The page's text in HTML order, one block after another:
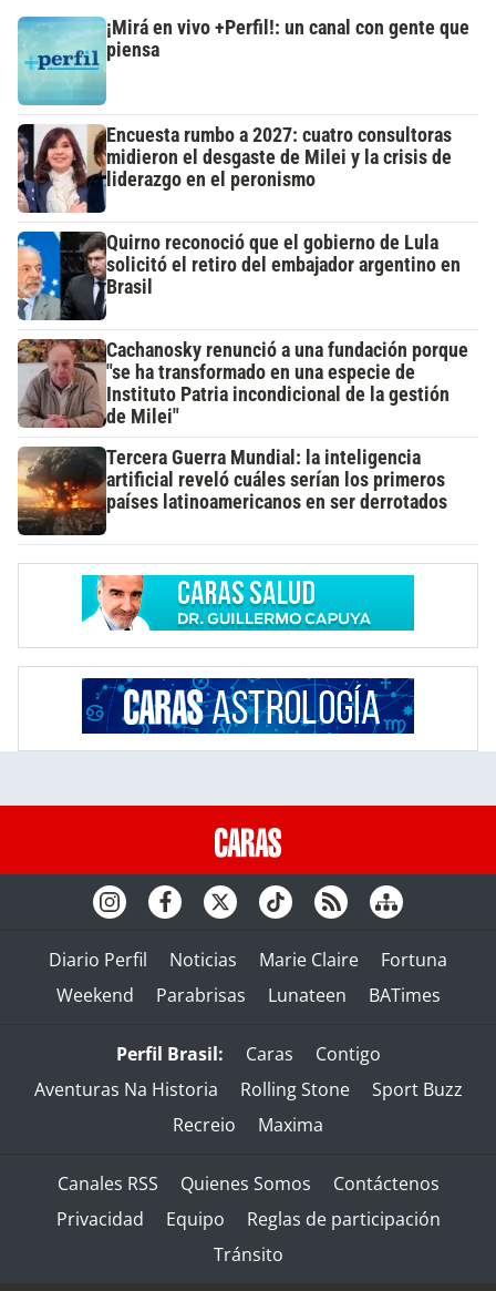
¡Mirá en vivo +Perfil!: un canal con gente que
piensa
Encuesta rumbo a 2027: cuatro consultoras
midieron el desgaste de Milei y la crisis de
liderazgo en el peronismo
Quirno reconoció que el gobierno de Lula
solicitó el retiro del embajador argentino en
Brasil
Cachanosky renunció a una fundación porque
"se ha transformado en una especie de
Instituto Patria incondicional de la gestión
de Milei"
Tercera Guerra Mundial: la inteligencia
artificial reveló cuáles serían los primeros
países latinoamericanos en ser derrotados
Diario Perfil Noticias Marie Claire
Fortuna
Weekend
Parabrisas Lunateen BATimes
Perfil Brasil: Caras
Contigo
Aventuras Na Historia
Rolling Stone
Sport Buzz
Recreio
Maxima
Canales RSS Quienes Somos
Contáctenos
Privacidad
Equipo
Reglas de participación
Tránsito